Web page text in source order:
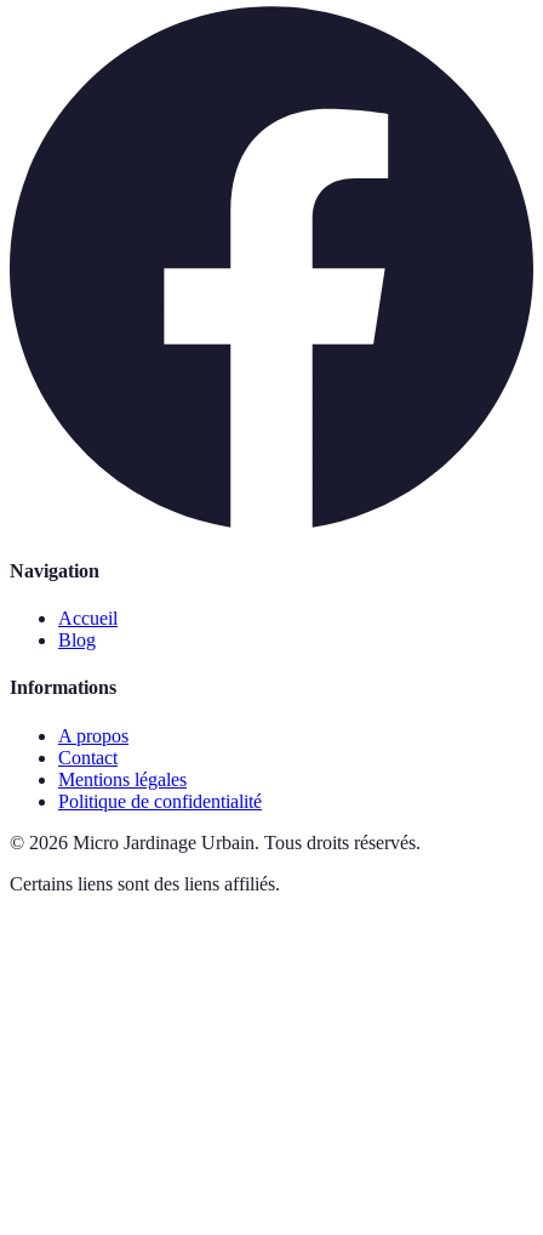
Navigation
Accueil
Blog
Informations
A propos
Contact
Mentions légales
Politique de confidentialité
© 2026 Micro Jardinage Urbain. Tous droits réservés.
Certains liens sont des liens affiliés.